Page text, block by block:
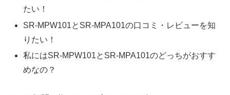
たい！
SR-MPW101とSR-MPA101の口コミ・レビューを知
りたい！
私にはSR-MPW101とSR-MPA101のどっちがおすす
めなの？